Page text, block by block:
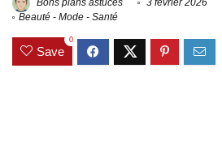
Bons plans astuces
3 février 2026
Beauté - Mode - Santé
Save
0